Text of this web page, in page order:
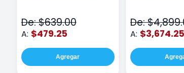
De: $639.00
A: $479.25
Agregar
De:
A: $3,674.25